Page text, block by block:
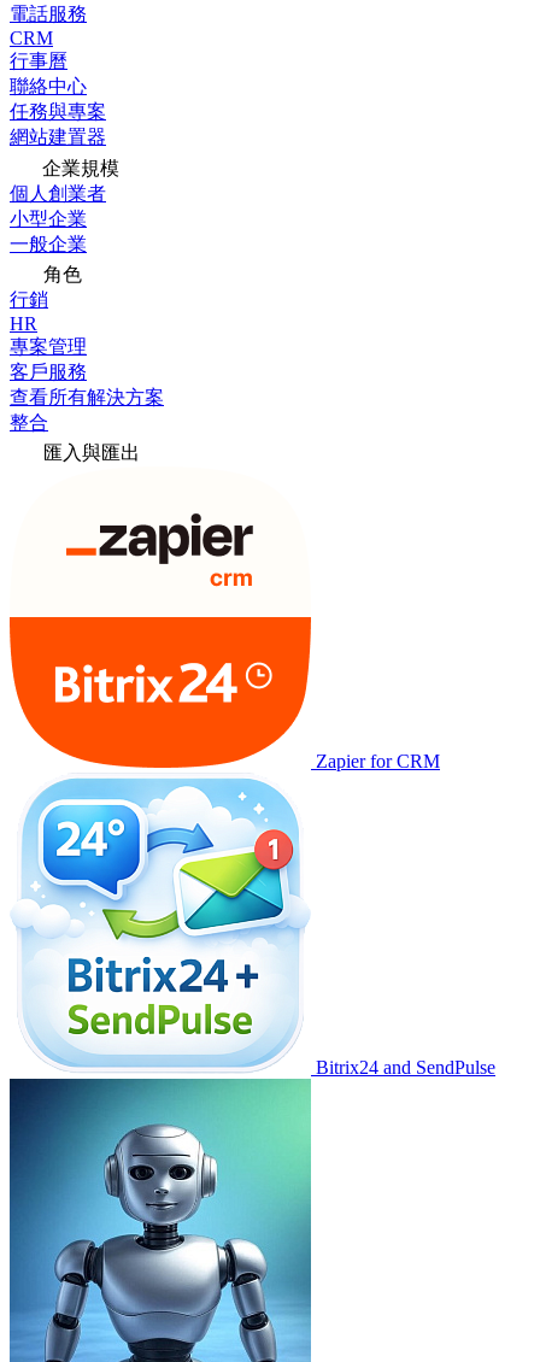
電話服務
CRM
行事曆
聯絡中心
任務與專案
網站建置器
企業規模
個人創業者
小型企業
一般企業
角色
行銷
HR
專案管理
客戶服務
查看所有解決方案
整合
匯入與匯出
Zapier for CRM
Bitrix24 and SendPulse